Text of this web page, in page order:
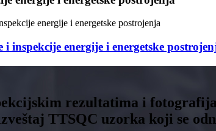
inspekcije energije i energetske
rezultatima i
TTSQC uzorka koji se